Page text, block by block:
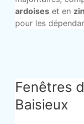
ardoises et en
pour les
Fenêtres
Baisieux